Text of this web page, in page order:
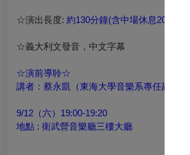
☆演出長度: 約130分鐘(含中場休息20分鐘)
☆義大利文發音，中文字幕
☆演前導聆☆
講者：蔡永凱（東海大學音樂系專任副教授
9/12（六）19:00-19:20
地點 : 衛武營音樂廳三樓大廳